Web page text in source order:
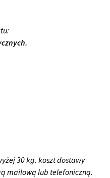
30 kg. koszt dostawy
mailową lub telefoniczną.